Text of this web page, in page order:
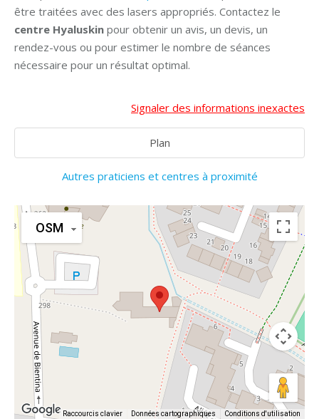
être traitées avec des lasers appropriés. Contactez le
centre Hyaluskin pour obtenir un avis, un devis, un
rendez-vous ou pour estimer le nombre de séances
nécessaire pour un résultat optimal.
Signaler des informations inexactes
Plan
Autres praticiens et centres à proximité
OSM
Raccourcis clavier Données cartographiques Conditions d'utilisation